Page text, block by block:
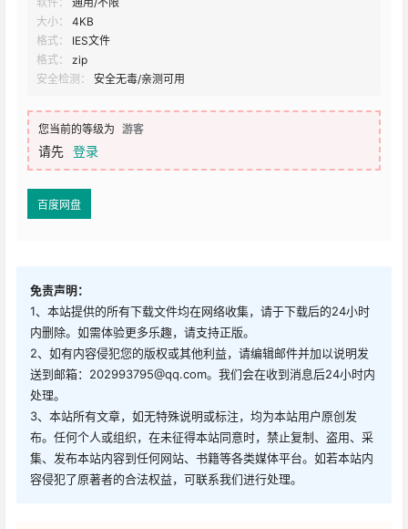
大小：
4KB
格式：
IES文件
格式：
zip
安全检测：
安全无毒/亲测可用
您当前的等级为 游客
请先 登录
百度网盘
免责声明：
1、本站提供的所有下载文件均在网络收集，请于下载后的24小时
内删除。如需体验更多乐趣，请支持正版。
2、如有内容侵犯您的版权或其他利益，请编辑邮件并加以说明发
送到邮箱：202993795@qq.com。我们会在收到消息后24小时内
处理。
3、本站所有文章，如无特殊说明或标注，均为本站用户原创发
布。任何个人或组织，在未征得本站同意时，禁止复制、盗用、采
集、发布本站内容到任何网站、书籍等各类媒体平台。如若本站内
容侵犯了原著者的合法权益，可联系我们进行处理。